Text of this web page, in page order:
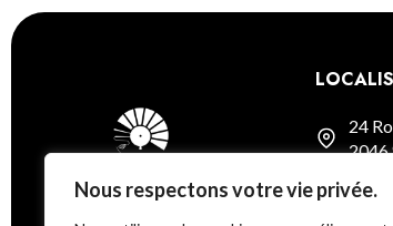
Nous respectons votre vie privée.
24
2046
Voir sur